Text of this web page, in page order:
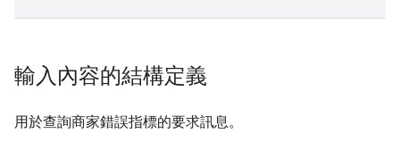
輸入內容的結構定義
用於查詢商家錯誤指標的要求訊息。